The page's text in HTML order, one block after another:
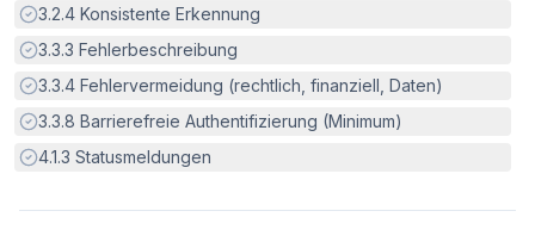
Erfüllt:
3.2.4 Konsistente Erkennung
Erfüllt:
3.3.3 Fehlerbeschreibung
Erfüllt:
3.3.4 Fehlervermeidung (rechtlich, finanziell, Daten)
Erfüllt:
3.3.8 Barrierefreie Authentifizierung (Minimum)
Erfüllt:
4.1.3 Statusmeldungen